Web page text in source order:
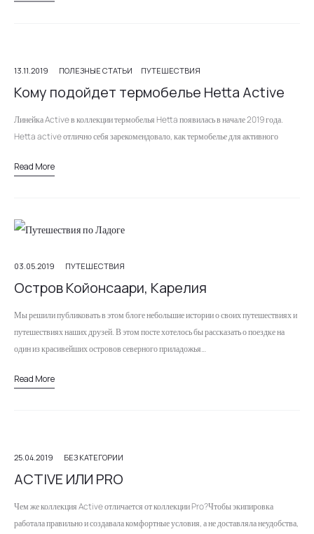
13.11.2019 ПОЛЕЗНЫЕ СТАТЬИ ПУТЕШЕСТВИЯ
Кому подойдет термобелье Hetta Active
Линейка Active в коллекции термобелья Hetta появилась в начале 2019 года.
Hetta active отлично себя зарекомендовало, как термобелье для активного
Read More
03.05.2019 ПУТЕШЕСТВИЯ
Остров Койонсаари, Карелия
Мы решили публиковать в этом блоге небольшие истории о своих путешествиях и
путешествиях наших друзей. В этом посте хотелось бы рассказать о поездке на
один из красивейших островов северного приладожья…
Read More
25.04.2019 БЕЗ КАТЕГОРИИ
ACTIVE ИЛИ PRO
Чем же коллекция Active отличается от коллекции Pro?Чтобы экипировка
работала правильно и создавала комфортные условия, а не доставляла неудобства,